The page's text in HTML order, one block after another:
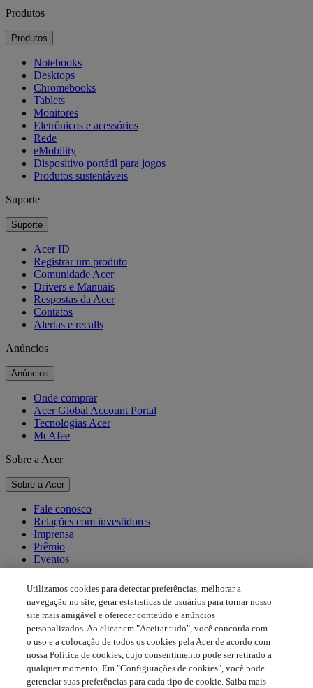
Produtos
Produtos
Notebooks
Desktops
Chromebooks
Tablets
Monitores
Eletrônicos e acessórios
Rede
eMobility
Dispositivo portátil para jogos
Produtos sustentáveis
Suporte
Suporte
Acer ID
Registrar um produto
Comunidade Acer
Drivers e Manuais
Respostas da Acer
Contatos
Alertas e recalls
Anúncios
Anúncios
Onde comprar
Acer Global Account Portal
Tecnologias Acer
McAfee
Sobre a Acer
Sobre a Acer
Fale conosco
Relações com investidores
Imprensa
Prêmio
Eventos
Sustentabilidade
Sustentabilidade
Responsabilidade social corporativa
Pegada de carbono do produto
Project Humanity
Earthion
Utilizamos cookies para detectar preferências, melhorar a
navegação no site, gerar estatísticas de usuários para tornar nosso
site mais amigável e oferecer conteúdo e anúncios
personalizados. Ao clicar em "Aceitar tudo", você concorda com
o uso e a colocação de todos os cookies pela Acer de acordo com
nossa Política de cookies, cujo consentimento pode ser retirado a
qualquer momento. Em "Configurações de cookies", você pode
gerenciar suas preferências para cada tipo de cookie. Saiba mais